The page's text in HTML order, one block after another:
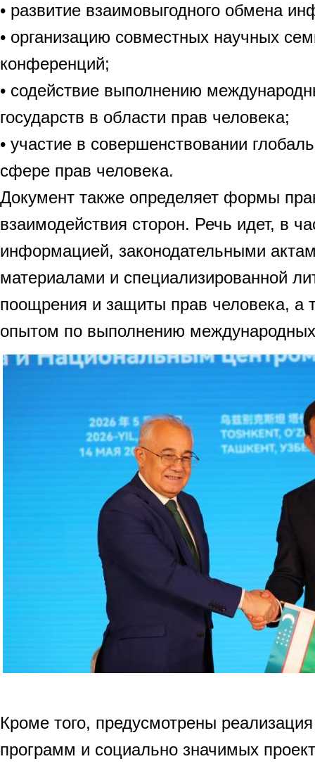
• развитие взаимовыгодного обмена
• организацию совместных научных
конференций;
• содействие выполнению
государств в области прав человека;
• участие в совершенствовании
сфере прав человека.
Документ также определяет формы
взаимодействия сторон. Речь идет, в
информацией, законодательными
материалами и специализированной
поощрения и защиты прав человека, а
опытом по выполнению международных
Кроме того, предусмотрены
программ и социально значимых